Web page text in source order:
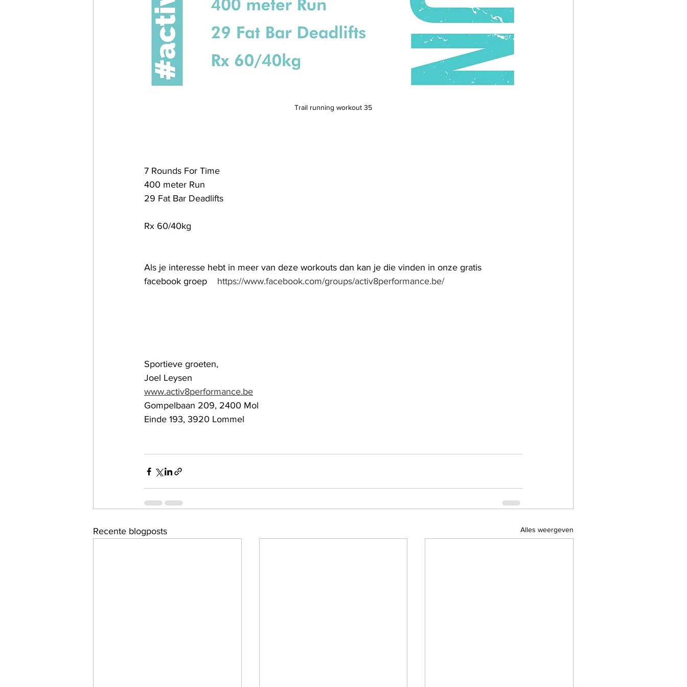
Trail running workout 35
7 Rounds For Time
400 meter Run
29 Fat Bar Deadlifts
Rx 60/40kg
Als je interesse hebt in meer van deze workouts dan kan je die vinden in onze gratis
facebook groep https://www.facebook.com/groups/activ8performance.be/
Sportieve groeten,
Joel Leysen
www.activ8performance.be
Gompelbaan 209, 2400 Mol
Einde 193, 3920 Lommel
Recente blogposts Alles weergeven